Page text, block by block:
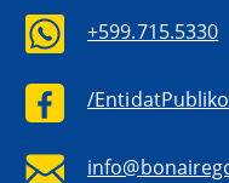
+599.715.5330
/